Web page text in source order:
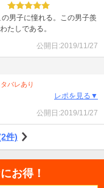
男子に憧れる。この男子羨
たしである。
公開日:2019/11/27
バレあり
レポを見る▼
公開日:2019/11/27
件)
お得！